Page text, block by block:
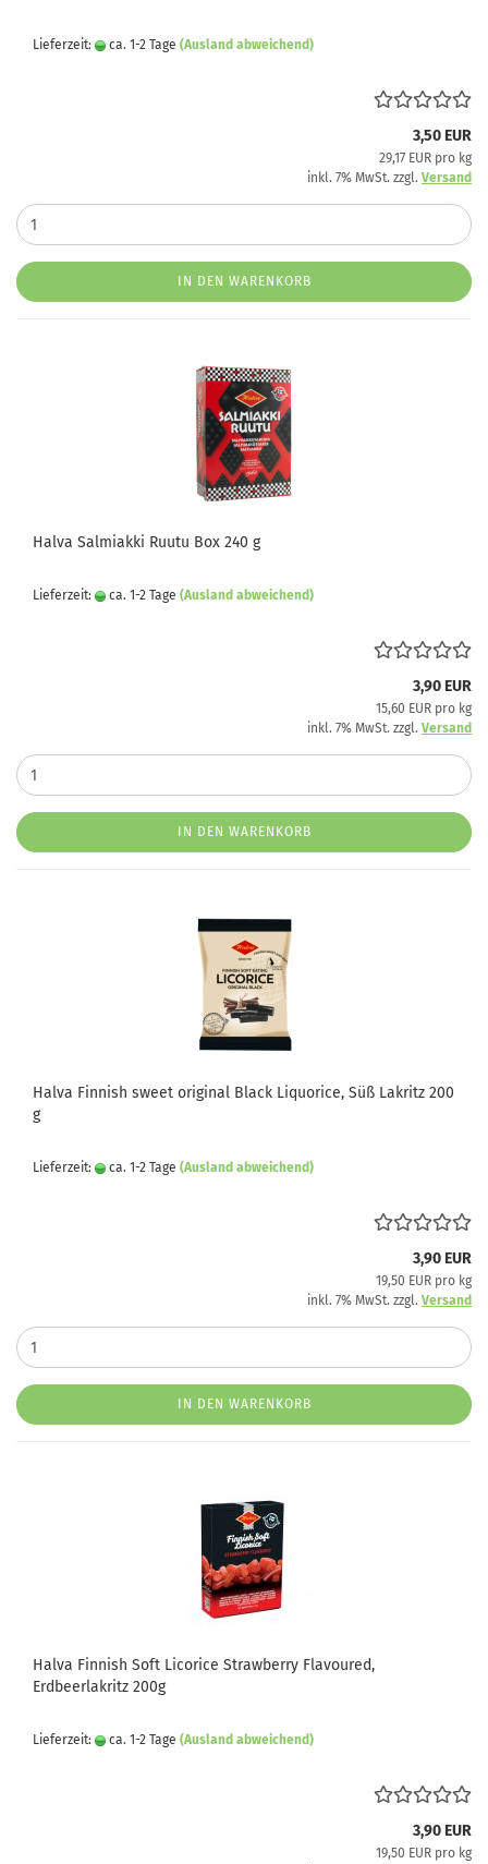
Lieferzeit: ca. 1-2 Tage (Ausland abweichend)
3,50 EUR
29,17 EUR pro kg
inkl. 7% MwSt. zzgl. Versand
IN DEN WARENKORB
Halva Salmiakki Ruutu Box 240 g
Lieferzeit: ca. 1-2 Tage (Ausland abweichend)
3,90 EUR
15,60 EUR pro kg
inkl. 7% MwSt. zzgl. Versand
IN DEN WARENKORB
Halva Finnish sweet original Black Liquorice, Süß Lakritz 200
g
Lieferzeit: ca. 1-2 Tage (Ausland abweichend)
3,90 EUR
19,50 EUR pro kg
inkl. 7% MwSt. zzgl. Versand
IN DEN WARENKORB
Halva Finnish Soft Licorice Strawberry Flavoured,
Erdbeerlakritz 200g
Lieferzeit: ca. 1-2 Tage (Ausland abweichend)
3,90 EUR
19,50 EUR pro kg